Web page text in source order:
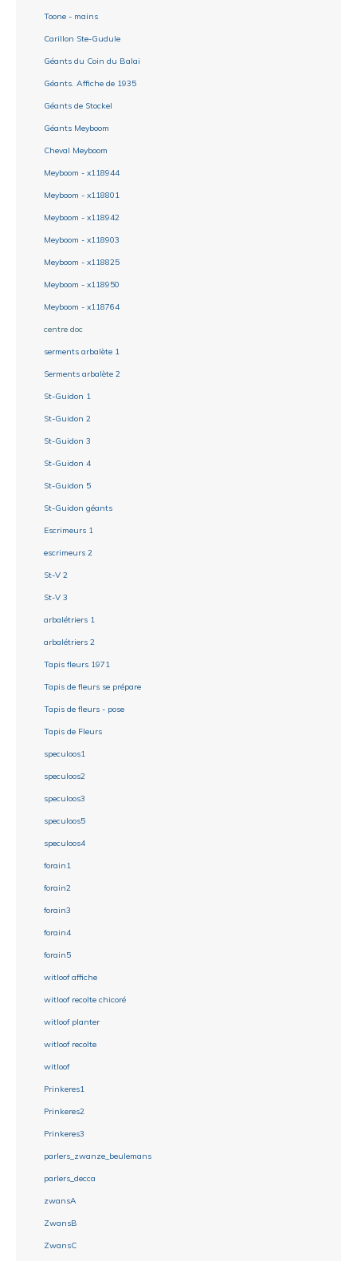
Toone - mains
Carillon Ste-Gudule
Géants du Coin du Balai
Géants. Affiche de 1935
Géants de Stockel
Géants Meyboom
Cheval Meyboom
Meyboom - x118944
Meyboom - x118801
Meyboom - x118942
Meyboom - x118903
Meyboom - x118825
Meyboom - x118950
Meyboom - x118764
centre doc
serments arbalète 1
Serments arbalète 2
St-Guidon 1
St-Guidon 2
St-Guidon 3
St-Guidon 4
St-Guidon 5
St-Guidon géants
Escrimeurs 1
escrimeurs 2
St-V 2
St-V 3
arbalétriers 1
arbalétriers 2
Tapis fleurs 1971
Tapis de fleurs se prépare
Tapis de fleurs - pose
Tapis de Fleurs
speculoos1
speculoos2
speculoos3
speculoos5
speculoos4
forain1
forain2
forain3
forain4
forain5
witloof affiche
witloof recolte chicoré
witloof planter
witloof recolte
witloof
Prinkeres1
Prinkeres2
Prinkeres3
parlers_zwanze_beulemans
parlers_decca
zwansA
ZwansB
ZwansC